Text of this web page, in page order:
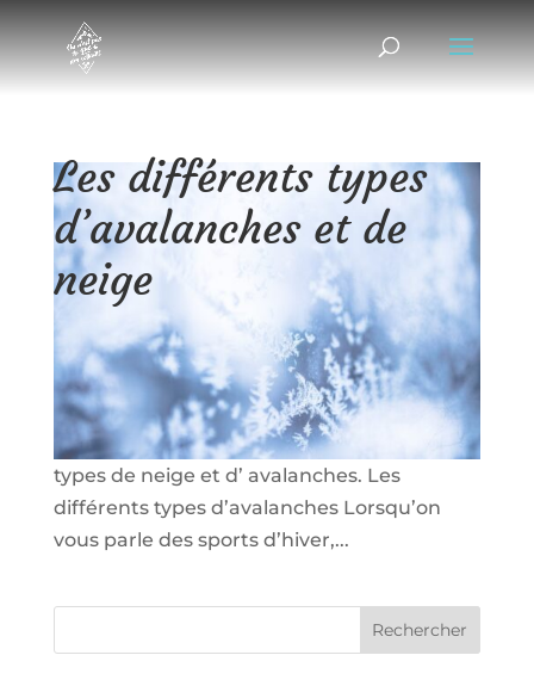
Les différents types
d’avalanches et de
neige
07/12/2017 Test/Avis
Aujourd’hui nous donnons la parole à Didier
Roche (de Ski Planet) qui souhaitait réaliser
un article de vulgarisation sur les différents
types de neige et d’ avalanches. Les
différents types d’avalanches Lorsqu’on
vous parle des sports d’hiver,...